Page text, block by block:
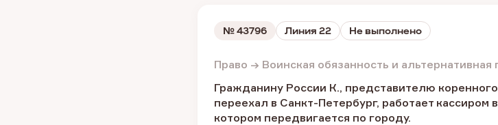
№43796 Линия 22 Не выполнено
Право → Воинская обязанность и
Гражданину России К., представителю
переехал в Санкт-Петербург, работает
котором передвигается по городу.